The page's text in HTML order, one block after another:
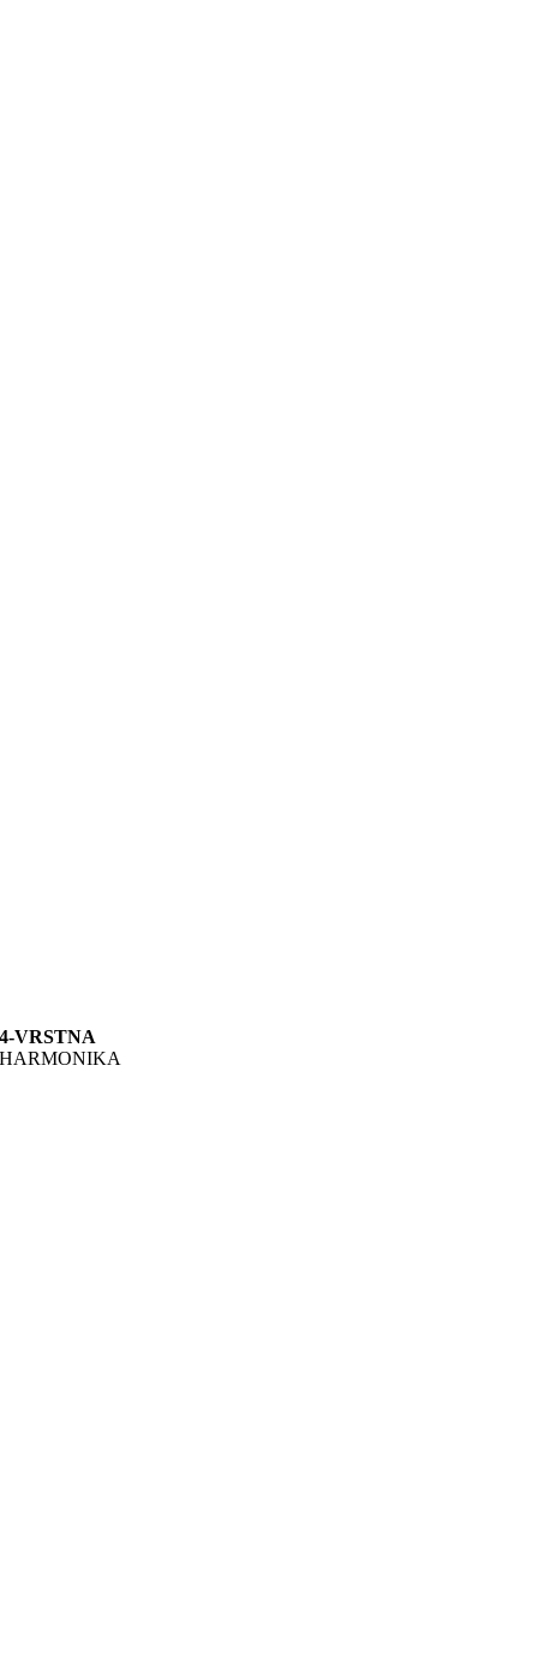
4-VRSTNA
HARMONIKA